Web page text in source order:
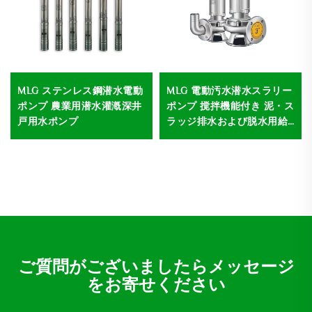
MLG ステンレス鋼潜水電動
ポンプ 農業用潜水灌漑深井
戸用水ポンプ
MLG 電動汚水潜水スラリー
ポンプ 搅拌機能付き 泥・ス
ラッジ排水および脱水用給
ご質問がございましたらメッセージ
をお寄せください